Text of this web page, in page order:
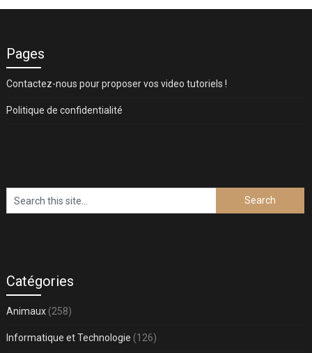
Pages
Contactez-nous pour proposer vos video tutoriels !
Politique de confidentialité
Catégories
Animaux(258)
Informatique et Technologie (126)